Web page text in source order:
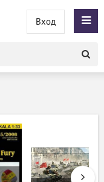
Вход